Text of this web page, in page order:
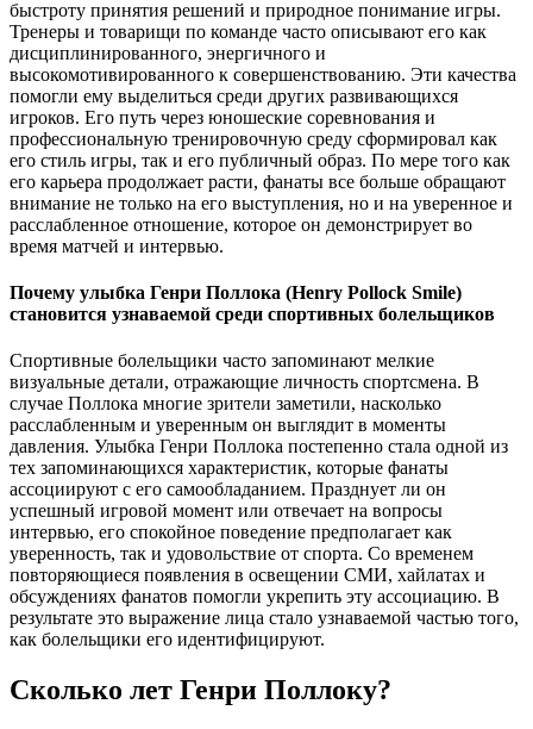
быстроту принятия решений и природное понимание игры.
Тренеры и товарищи по команде часто описывают его как
дисциплинированного, энергичного и
высокомотивированного к совершенствованию. Эти качества
помогли ему выделиться среди других развивающихся
игроков. Его путь через юношеские соревнования и
профессиональную тренировочную среду сформировал как
его стиль игры, так и его публичный образ. По мере того как
его карьера продолжает расти, фанаты все больше обращают
внимание не только на его выступления, но и на уверенное и
расслабленное отношение, которое он демонстрирует во
время матчей и интервью.
Почему улыбка Генри Поллока (Henry Pollock Smile)
становится узнаваемой среди спортивных болельщиков
Спортивные болельщики часто запоминают мелкие
визуальные детали, отражающие личность спортсмена. В
случае Поллока многие зрители заметили, насколько
расслабленным и уверенным он выглядит в моменты
давления. Улыбка Генри Поллока постепенно стала одной из
тех запоминающихся характеристик, которые фанаты
ассоциируют с его самообладанием. Празднует ли он
успешный игровой момент или отвечает на вопросы
интервью, его спокойное поведение предполагает как
уверенность, так и удовольствие от спорта. Со временем
повторяющиеся появления в освещении СМИ, хайлатах и
обсуждениях фанатов помогли укрепить эту ассоциацию. В
результате это выражение лица стало узнаваемой частью того,
как болельщики его идентифицируют.
Сколько лет Генри Поллоку?